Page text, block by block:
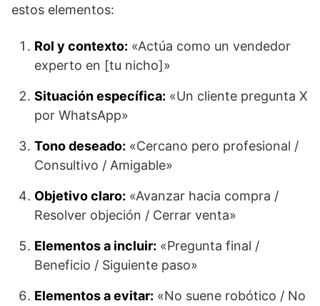
estos elementos:
Rol y contexto: «Actúa como un vendedor
experto en [tu nicho]»
Situación específica: «Un cliente pregunta X
por WhatsApp»
Tono deseado: «Cercano pero profesional /
Consultivo / Amigable»
Objetivo claro: «Avanzar hacia compra /
Resolver objeción / Cerrar venta»
Elementos a incluir: «Pregunta final /
Beneficio / Siguiente paso»
Elementos a evitar: «No suene robótico / No